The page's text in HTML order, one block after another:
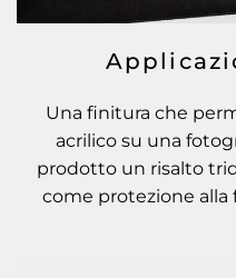
Una finitura che
acrilico su una
prodotto un risalto
come protezione alla